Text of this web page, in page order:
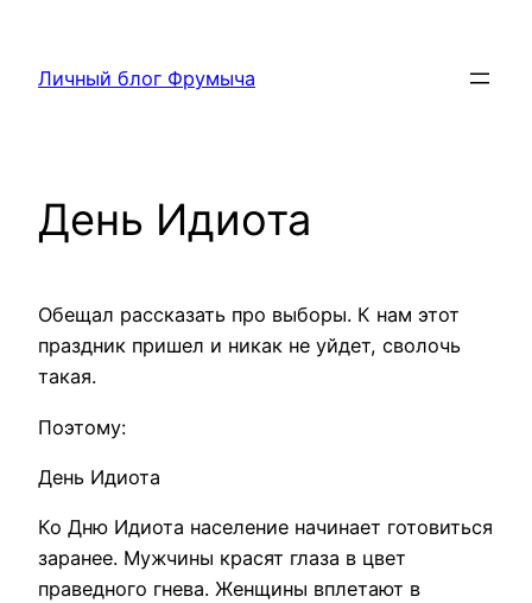
содержимому
Личный блог Фрумыча
День Идиота
Обещал рассказать про выборы. К нам этот
праздник пришел и никак не уйдет, сволочь
такая.
Поэтому:
День Идиота
Ко Дню Идиота население начинает готовиться
заранее. Мужчины красят глаза в цвет
праведного гнева. Женщины вплетают в